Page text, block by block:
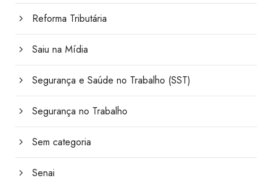
Reforma Tributária
Saiu na Mídia
Segurança e Saúde no Trabalho (SST)
Segurança no Trabalho
Sem categoria
Senai